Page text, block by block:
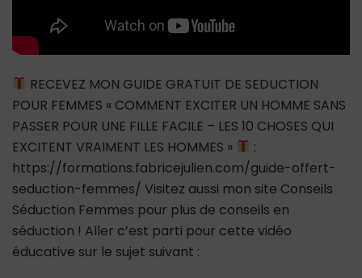
RECEVEZ MON GUIDE GRATUIT DE SEDUCTION
POUR FEMMES « COMMENT EXCITER UN HOMME SANS
PASSER POUR UNE FILLE FACILE – LES 10 CHOSES QUI
EXCITENT VRAIMENT LES HOMMES »
:
https://formations.fabricejulien.com/guide-offert-
seduction-femmes/ Visitez aussi mon site Conseils
Séduction Femmes pour plus de conseils en
séduction ! Aller c’est parti pour cette vidéo
éducative sur le sujet suivant :